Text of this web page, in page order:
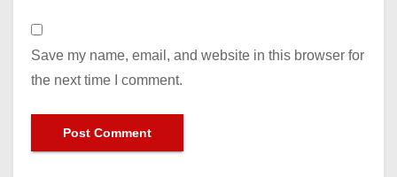
Save my name, email, and website in this browser for
the next time I comment.